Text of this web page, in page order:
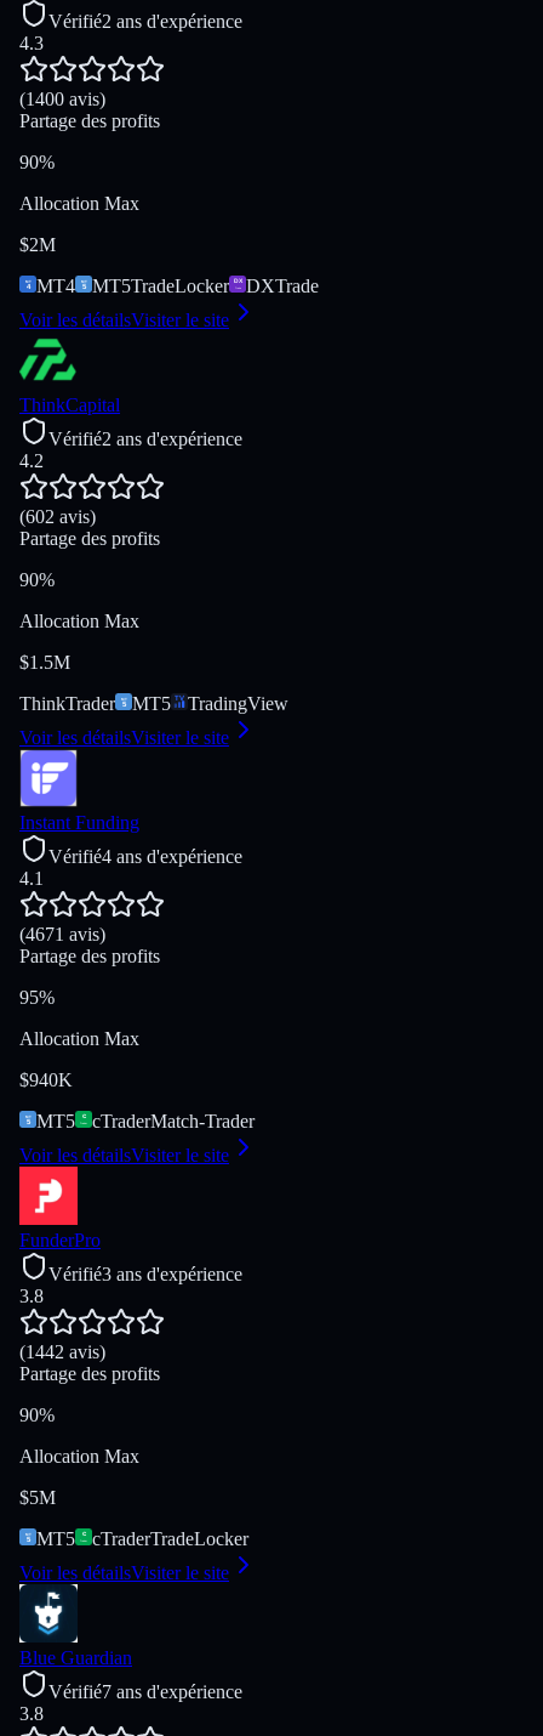
Vérifié2 ans d'expérience
4.3
(1400 avis)
Partage des profits
90%
Allocation Max
$2M
MT4
MT5TradeLocker
DXTrade
Voir les détailsVisiter le site
ThinkCapital
Vérifié2 ans d'expérience
4.2
(602 avis)
Partage des profits
90%
Allocation Max
$1.5M
ThinkTrader
MT5
TradingView
Voir les détailsVisiter le site
Instant Funding
Vérifié4 ans d'expérience
4.1
(4671 avis)
Partage des profits
95%
Allocation Max
$940K
MT5
cTraderMatch-Trader
Voir les détailsVisiter le site
FunderPro
Vérifié3 ans d'expérience
3.8
(1442 avis)
Partage des profits
90%
Allocation Max
$5M
MT5
cTraderTradeLocker
Voir les détailsVisiter le site
Blue Guardian
Vérifié7 ans d'expérience
3.8